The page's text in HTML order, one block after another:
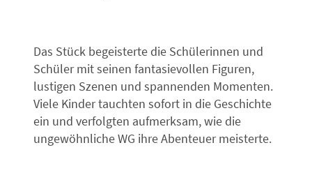
Das Stück begeisterte die Schülerinnen und
Schüler mit seinen fantasievollen Figuren,
lustigen Szenen und spannenden Momenten.
Viele Kinder tauchten sofort in die Geschichte
ein und verfolgten aufmerksam, wie die
ungewöhnliche WG ihre Abenteuer meisterte.